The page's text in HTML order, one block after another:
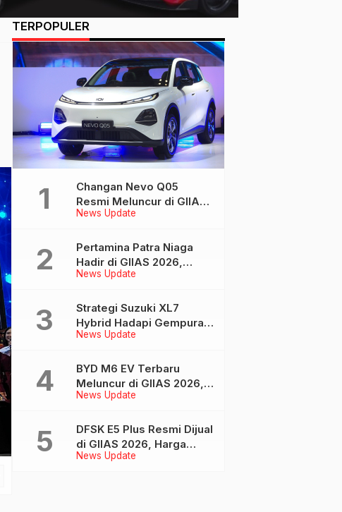
TERPOPULER
News Update
Changan Nevo Q05
Resmi Meluncur di GIIAS
2026, Harga Mulai Rp 309
News Update
Pertamina Patra Niaga
Hadir di GIIAS 2026,
Tampilkan Ekosistem
MyPertamina
News Update
Strategi Suzuki XL7
Hybrid Hadapi Gempuran
Rival Bermodal Ubahan
News Update
BYD M6 EV Terbaru
Meluncur di GIIAS 2026,
Kini Tempuh Hingga 450
News Update
DFSK E5 Plus Resmi Dijual
di GIIAS 2026, Harga
Mulai Rp 479 Juta